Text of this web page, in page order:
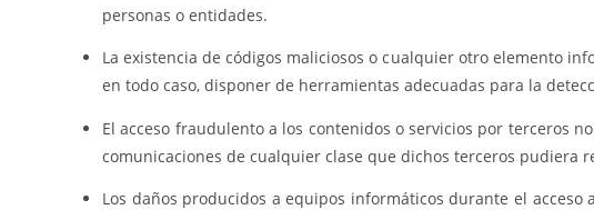
personas o entidades.
La existencia de códigos maliciosos o cualquier otro elemento
en todo caso, disponer de herramientas adecuadas para la
El acceso fraudulento a los contenidos o servicios por terceros
comunicaciones de cualquier clase que dichos terceros pudiera
Los daños producidos a equipos informáticos durante el